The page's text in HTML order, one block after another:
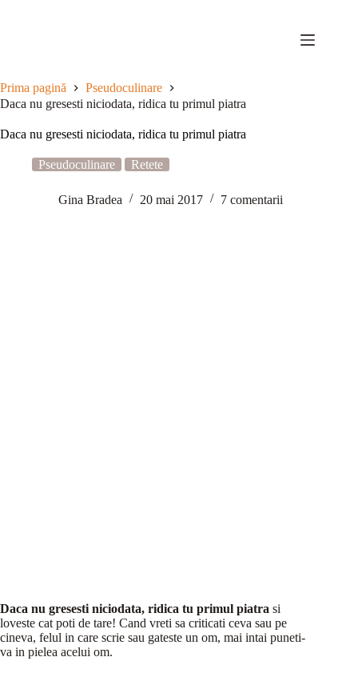
Prima pagină
Pseudoculinare
Daca nu gresesti niciodata, ridica tu primul piatra
Daca nu gresesti niciodata, ridica tu primul piatra
Pseudoculinare Retete
Gina Bradea 20 mai 2017 7 comentarii
Daca nu gresesti niciodata, ridica tu primul piatra si
loveste cat poti de tare! Cand vreti sa criticati ceva sau pe
cineva, felul in care scrie sau gateste un om, mai intai puneti-
va in pielea acelui om.